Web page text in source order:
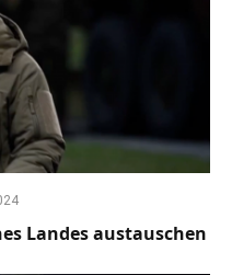
Landes austauschen